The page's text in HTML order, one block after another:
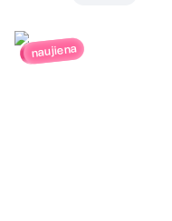
naujiena